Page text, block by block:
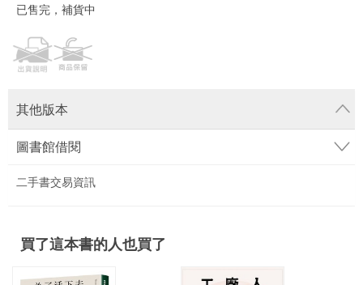
已售完，補貨中
其他版本
圖書館借閱
二手書交易資訊
買了這本書的人也買了